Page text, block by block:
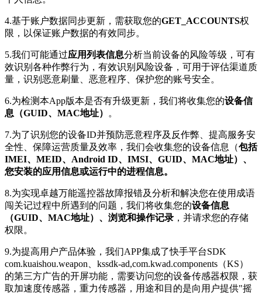
4.基于账户数据同步更新，需获取您的GET_ACCOUNTS权
限，以保证账户数据的有效同步。
5.我们可能通过应用列表信息分析当前设备的风险等级，可有
效识别各种作弊行为，有效识别风险设备，可用于评估渠道质
量，识别恶意刷量、恶意程序、保护您的账号安全。
6.为检测本App版本是否有升级更新，我们将收集您的设备信
息（GUID、MAC地址）
。
7.为了识别您的设备ID并预防恶意程序及反作弊、提高服务安
全性、保障运营质量及效率，我们会收集您的设备信息（包括
IMEI、MEID、Android ID、IMSI、GUID、MAC地址）、
您安装的应用信息或运行中的进程信息。
8.为实现卓越万能遥控器故障报错及分析和解决您在使用成语
闯关记过程中所遇到的问题，我们将收集您的设备信息
（GUID、MAC地址）、浏览和操作记录 ，并请求您的存储
权限。
9.为提高用户产品体验，我们APP集成了快手平台SDK
com.kuaishou.weapon、kssdk-ad,com.kwad.components（KS）
的第三方广告的开屏功能，需要访问您的设备传感器权限，获
取加速度传感器，重力传感器，用途和目的是向用户提供"摇